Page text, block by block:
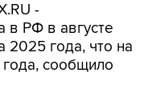
-
в РФ в августе
2025 года, что на
сообщило